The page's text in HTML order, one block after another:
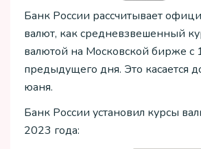
Банк России рассчитывает
валют, как средневзвешенный
валютой на Московской бирже с
предыдущего дня. Это касается
юаня.
Банк России установил курсы
2023 года: